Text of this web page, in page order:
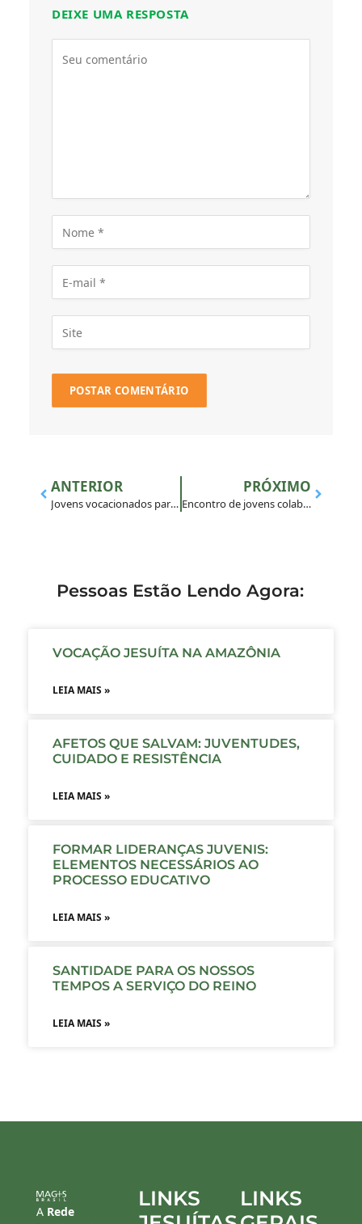
DEIXE UMA RESPOSTA
ANTERIOR
Jovens vocacionados participam do GAVI em São Paulo
PRÓXIMO
Encontro de jovens colaboradores na missão da Companhia de Jesus acontece no Rio de Janeiro
Pessoas Estão Lendo Agora:
VOCAÇÃO JESUÍTA NA AMAZÔNIA
LEIA MAIS »
AFETOS QUE SALVAM: JUVENTUDES,
CUIDADO E RESISTÊNCIA
LEIA MAIS »
FORMAR LIDERANÇAS JUVENIS:
ELEMENTOS NECESSÁRIOS AO
PROCESSO EDUCATIVO
LEIA MAIS »
SANTIDADE PARA OS NOSSOS
TEMPOS A SERVIÇO DO REINO
LEIA MAIS »
A Rede
LINKS
LINKS